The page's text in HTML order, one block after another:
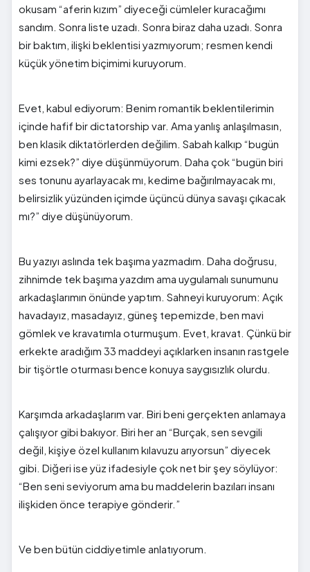
okusam “aferin kızım” diyeceği cümleler kuracağımı
sandım. Sonra liste uzadı. Sonra biraz daha uzadı. Sonra
bir baktım, ilişki beklentisi yazmıyorum; resmen kendi
küçük yönetim biçimimi kuruyorum.
Evet, kabul ediyorum: Benim romantik beklentilerimin
içinde hafif bir dictatorship var. Ama yanlış anlaşılmasın,
ben klasik diktatörlerden değilim. Sabah kalkıp “bugün
kimi ezsek?” diye düşünmüyorum. Daha çok “bugün biri
ses tonunu ayarlayacak mı, kedime bağırılmayacak mı,
belirsizlik yüzünden içimde üçüncü dünya savaşı çıkacak
mı?” diye düşünüyorum.
Bu yazıyı aslında tek başıma yazmadım. Daha doğrusu,
zihnimde tek başıma yazdım ama uygulamalı sunumunu
arkadaşlarımın önünde yaptım. Sahneyi kuruyorum: Açık
havadayız, masadayız, güneş tepemizde, ben mavi
gömlek ve kravatımla oturmuşum. Evet, kravat. Çünkü bir
erkekte aradığım 33 maddeyi açıklarken insanın rastgele
bir tişörtle oturması bence konuya saygısızlık olurdu.
Karşımda arkadaşlarım var. Biri beni gerçekten anlamaya
çalışıyor gibi bakıyor. Biri her an “Burçak, sen sevgili
değil, kişiye özel kullanım kılavuzu arıyorsun” diyecek
gibi. Diğeri ise yüz ifadesiyle çok net bir şey söylüyor:
“Ben seni seviyorum ama bu maddelerin bazıları insanı
ilişkiden önce terapiye gönderir.”
Ve ben bütün ciddiyetimle anlatıyorum.